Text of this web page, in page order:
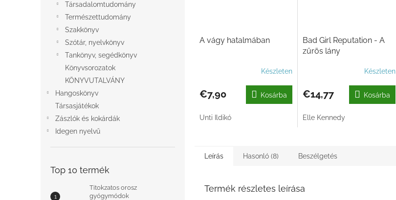
Társadalomtudomány
Természettudomány
Szakkönyv
Szótár, nyelvkönyv
Tankönyv, segédkönyv
Könyvsorozatok
KÖNYVUTALVÁNY
Hangoskönyv
Társasjátékok
Zászlók és kokárdák
Idegen nyelvű
Top 10 termék
Titokzatos orosz
gyógymódok
A vágy hatalmában
Készleten
€7,90 Kosárba
Unti Ildikó
Bad Girl Reputation - A
zűrös lány
Készleten
€14,77 Kosárba
Elle Kennedy
Leírás Hasonló (8) Beszélgetés
Termék részletes leírása